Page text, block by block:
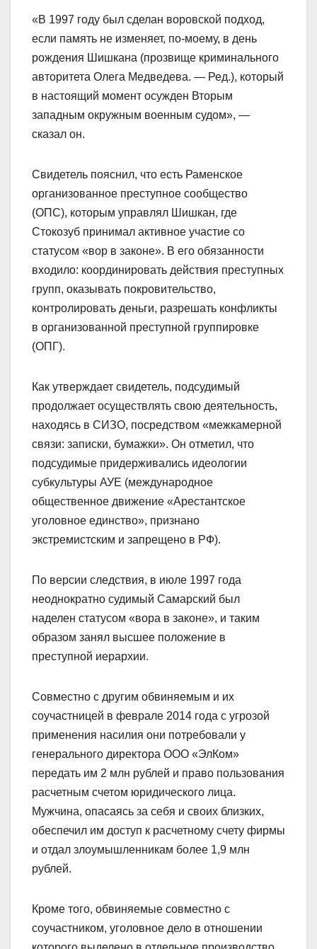
«В 1997 году был сделан воровской подход,
если память не изменяет, по-моему, в день
рождения Шишкана (прозвище криминального
авторитета Олега Медведева. — Ред.), который
в настоящий момент осужден Вторым
западным окружным военным судом», —
сказал он.
Свидетель пояснил, что есть Раменское
организованное преступное сообщество
(ОПС), которым управлял Шишкан, где
Стокозуб принимал активное участие со
статусом «вор в законе». В его обязанности
входило: координировать действия преступных
групп, оказывать покровительство,
контролировать деньги, разрешать конфликты
в организованной преступной группировке
(ОПГ).
Как утверждает свидетель, подсудимый
продолжает осуществлять свою деятельность,
находясь в СИЗО, посредством «межкамерной
связи: записки, бумажки». Он отметил, что
подсудимые придерживались идеологии
субкультуры АУЕ (международное
общественное движение «Арестантское
уголовное единство», признано
экстремистским и запрещено в РФ).
По версии следствия, в июле 1997 года
неоднократно судимый Самарский был
наделен статусом «вора в законе», и таким
образом занял высшее положение в
преступной иерархии.
Совместно с другим обвиняемым и их
соучастницей в феврале 2014 года с угрозой
применения насилия они потребовали у
генерального директора ООО «ЭлКом»
передать им 2 млн рублей и право пользования
расчетным счетом юридического лица.
Мужчина, опасаясь за себя и своих близких,
обеспечил им доступ к расчетному счету фирмы
и отдал злоумышленникам более 1,9 млн
рублей.
Кроме того, обвиняемые совместно с
соучастником, уголовное дело в отношении